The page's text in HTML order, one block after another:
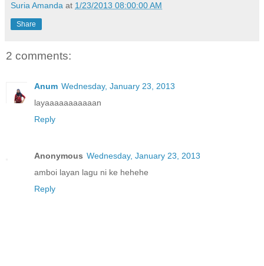
Suria Amanda at 1/23/2013 08:00:00 AM
Share
2 comments:
Anum Wednesday, January 23, 2013
layaaaaaaaaaaan
Reply
Anonymous Wednesday, January 23, 2013
amboi layan lagu ni ke hehehe
Reply